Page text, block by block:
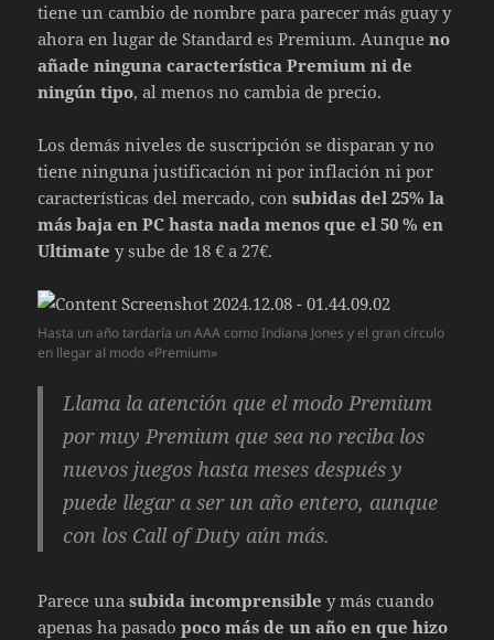
tiene un cambio de nombre para parecer más guay y
ahora en lugar de Standard es Premium. Aunqueno
añade ninguna característica Premium ni de
ningún tipo, al menos no cambia de precio.
Los demás niveles de suscripción se disparan y no
tiene ninguna justificación ni por inflación ni por
características del mercado, con subidas del 25% la
más baja en PC hasta nada menos que el 50 % en
Ultimate y sube de 18 € a 27€.
Hasta un año tardaría un AAA como Indiana Jones y el gran círculo
en llegar al modo «Premium»
Llama la atención que el modo Premium
por muy Premium que sea no reciba los
nuevos juegos hasta meses después y
puede llegar a ser un año entero, aunque
con los Call of Duty aún más.
Parece unasubida incomprensible y más cuando
apenas ha pasadopoco más de un año en que hizo